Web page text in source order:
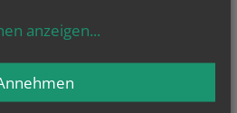
Donnerstag 9-16 Uhr, Freitag 9-12 Uhr
6, Stiege 1, 5. Stock
anzeigen...